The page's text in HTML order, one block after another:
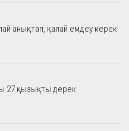
анықтап, қалай емдеу керек
27 қызықты дерек